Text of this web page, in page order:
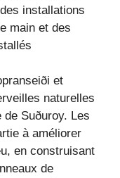
installations
main et des
et
naturelles
de Suðuroy. Les
à améliorer
en construisant
de